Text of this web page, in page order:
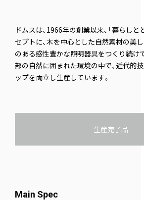
ドムスは、1966年の創業以来、「暮らしと
セプトに、木を中心とした自然素材の美
のある感性豊かな照明器具をつくり続け
部の自然に囲まれた環境の中で、近代的
ップを両立し生産しています。
生産完了品
Main Spec